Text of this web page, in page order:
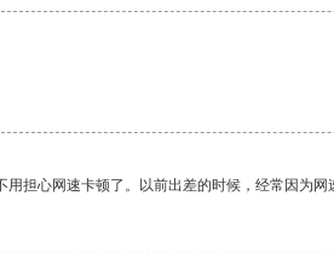
心网速卡顿了。以前出差的时候，经常因为